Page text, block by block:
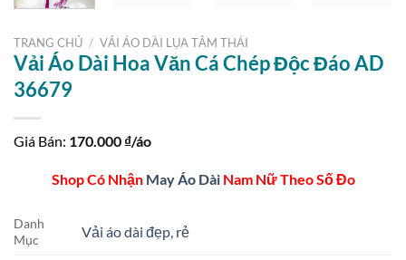
TRANG CHỦ / VẢI ÁO DÀI LỤA TẰM THÁI
Vải Áo Dài Hoa Văn Cá Chép Độc Đáo AD
36679
Giá Bán: 170.000 ₫/áo
Shop Có Nhận May Áo DàiNam Nữ Theo Số Đo
Danh
Mục
Vải áo dài đẹp, rẻ